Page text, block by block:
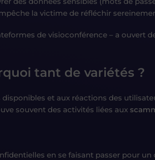
la victime de réfléchir
de visioconférence – a ouvert
tant de variétés ?
et aux réactions des
souvent des activités liées aux
en se faisant passer pour